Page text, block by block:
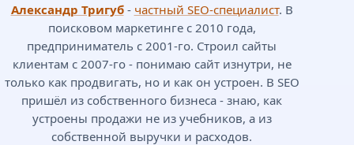
Александр Тригуб- частный SEO-специалист. В
поисковом маркетинге с 2010 года,
предприниматель с 2001-го. Строил сайты
клиентам с 2007-го - понимаю сайт изнутри, не
только как продвигать, но и как он устроен. В SEO
пришёл из собственного бизнеса - знаю, как
устроены продажи не из учебников, а из
собственной выручки и расходов.